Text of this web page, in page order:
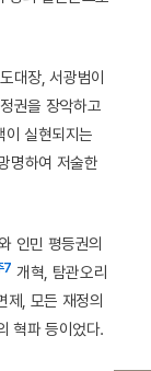
대장, 서광범이
권을 장악하고
이 실현되지는
명하여 저술한
인민 평등권의
7 개혁, 탐관오리
제, 모든 재정의
혁파 등이었다.